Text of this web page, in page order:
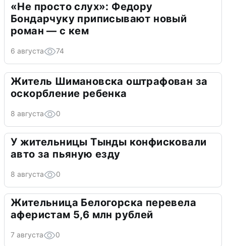
«Не просто слух»: Федору
Бондарчуку приписывают новый
роман — с кем
6 августа 74
Житель Шимановска оштрафован за
оскорбление ребенка
8 августа 0
У жительницы Тынды конфисковали
авто за пьяную езду
8 августа 0
Жительница Белогорска перевела
аферистам 5,6 млн рублей
7 августа 0